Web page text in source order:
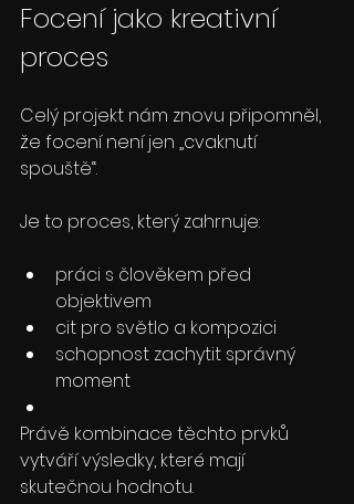
Focení jako kreativní
proces
Celý projekt nám znovu připomněl,
že focení není jen „cvaknutí
spouště“.
Je to proces, který zahrnuje:
práci s člověkem před
objektivem
cit pro světlo a kompozici
schopnost zachytit správný
moment
Právě kombinace těchto prvků
vytváří výsledky, které mají
skutečnou hodnotu.